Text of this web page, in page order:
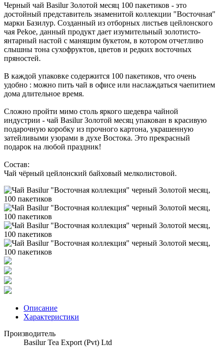
Черный чай Basilur Золотой месяц 100 пакетиков - это
достойный представитель знаменитой коллекции "Восточная"
марки Базилур. Созданный из отборных листьев цейлонского
чая Pekoe, данный продукт дает изумительный золотисто-
янтарный настой с манящим букетом, в котором отчетливо
слышны тона сухофруктов, цветов и редких восточных
пряностей.
В каждой упаковке содержится 100 пакетиков, что очень
удобно : можно пить чай в офисе или наслаждаться чаепитием
дома длительное время.
Сложно пройти мимо столь яркого шедевра чайной
индустрии - чай Basilur Золотой месяц упакован в красивую
подарочную коробку из прочного картона, украшенную
затейливыми узорами в духе Востока. Это прекрасный
подарок на любой праздник!
Состав:
Чай чёрный цейлонский байховый мелколистовой.
Описание
Характеристики
Производитель
Basilur Tea Export (Pvt) Ltd